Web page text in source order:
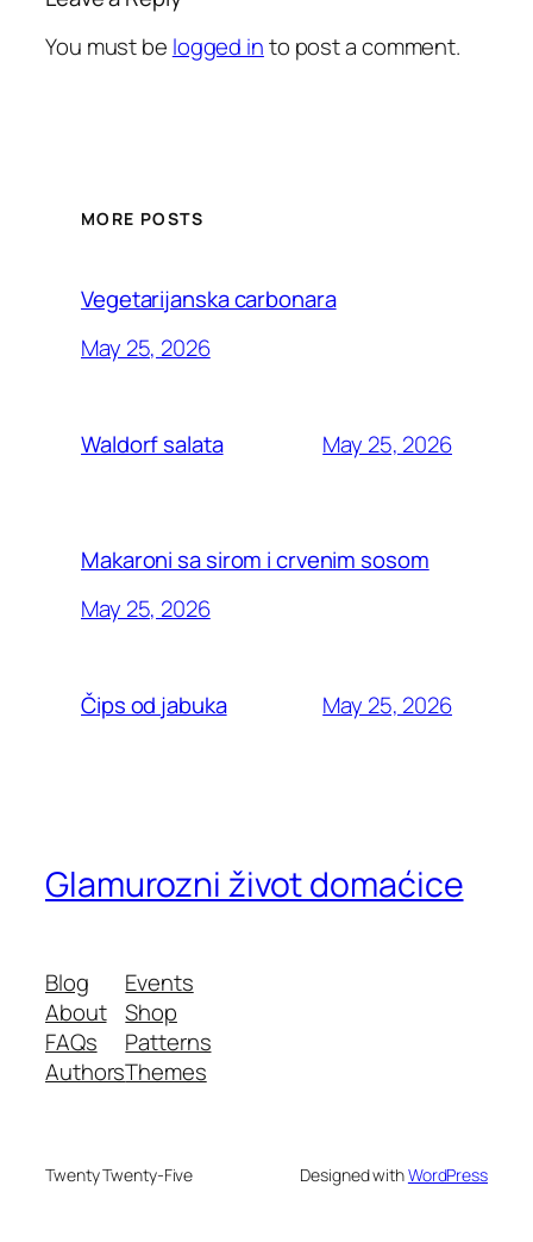
You must be logged into post a comment.
MORE POSTS
Vegetarijanska carbonara
May 25, 2026
Waldorf salata May 25, 2026
Makaroni sa sirom i crvenim sosom
May 25, 2026
Čips od jabuka May 25, 2026
Glamurozni život domaćice
Blog
About
FAQs
Authors
Events
Shop
Patterns
Themes
Twenty Twenty-Five Designed withWordPress